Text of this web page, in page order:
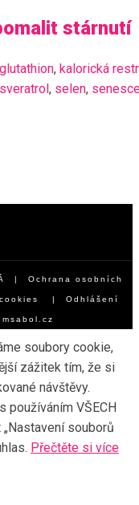
stárnutí
glutathion, kalorická
, selen,
| Ochrana osobních
| Odhlášení
soubory cookie,
zážitek tím, že si
návštěvy.
používáním VŠECH
souborů
Přečtěte si více